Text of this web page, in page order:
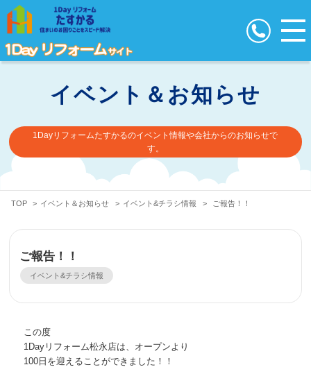
イベント＆お知らせ
1Dayリフォームたすかるのイベント情報や会社からのお知らせで
す。
TOP > イベント＆お知らせ > イベント&チラシ情報 > ご報告！！
ご報告！！
イベント&チラシ情報
この度
1Dayリフォーム松永店は、オープンより
100日を迎えることができました！！